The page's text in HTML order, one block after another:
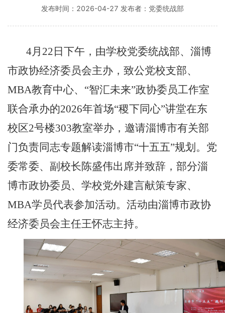
发布时间：2026-04-27 发布者：党委统战部
4月22日下午，由学校党委统战部、淄博
市政协经济委员会主办，致公党校支部、
MBA教育中心、“智汇未来”政协委员工作室
联合承办的2026年首场“稷下同心”讲堂在东
校区2号楼303教室举办，邀请淄博市有关部
门负责同志专题解读淄博市“十五五”规划。党
委常委、副校长陈盛伟出席并致辞，部分淄
博市政协委员、学校党外建言献策专家、
MBA学员代表参加活动。活动由淄博市政协
经济委员会主任王怀志主持。